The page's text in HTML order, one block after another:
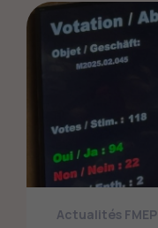
Actualités FMEP